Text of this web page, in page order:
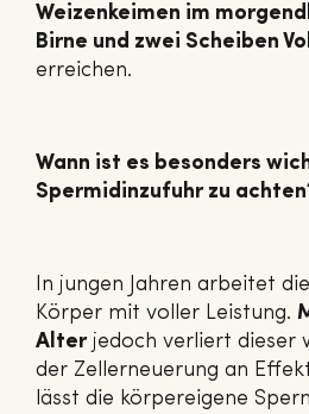
Weizenkeimen im
Birne und zwei Scheiben
erreichen.
Wann ist es besonders
Spermidinzufuhr zu
In jungen Jahren arbeitet
Körper mit voller Leistung.
Alterjedoch verliert dieser
der Zellerneuerung an
lässt die körpereigene